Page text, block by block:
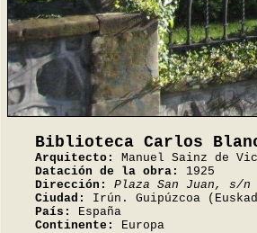
Biblioteca Carlos
Arquitecto:
Manuel Sainz de
Datación de la obra:
1925
Dirección:
Plaza San Juan, s/n
Ciudad:
Irún. Guipúzcoa
País:
España
Continente:
Europa